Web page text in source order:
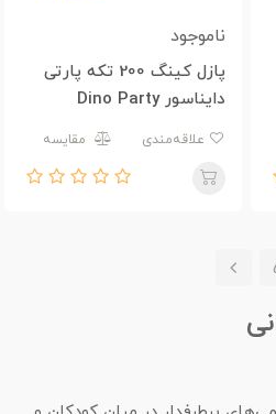
ناموجود
پازل کینگ 200 تکه پارتی
دایناسور Dino Party
مقایسه